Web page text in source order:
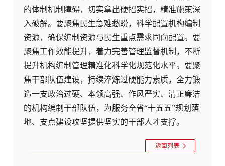
的体制机制障碍，切实拿出硬招实招，精准施策深
入破解。要聚焦民生急难愁盼，科学配置机构编制
资源，确保编制资源与民生重点需求同向配置。要
聚焦工作效能提升，着力完善管理监督机制，不断
提升机构编制管理精准化科学化规范化水平。要聚
焦干部队伍建设，持续淬炼过硬能力素质，全力锻
造一支政治过硬、本领高强、作风严实、清正廉洁
的机构编制干部队伍，为服务全省“十五五”规划落
地、支点建设攻坚提供坚实的干部人才支撑。
返回列表